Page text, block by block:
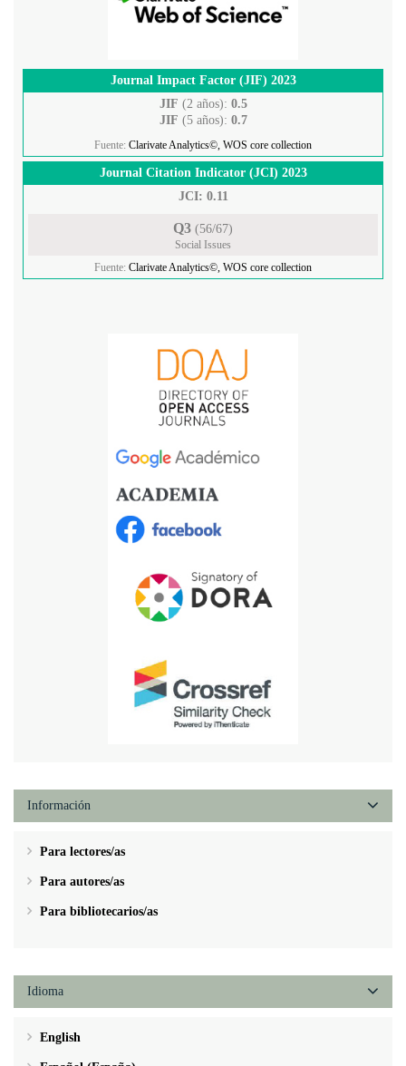
Journal Impact Factor (JIF) 2023
JIF (2 años): 0.5
JIF (5 años): 0.7
Fuente: Clarivate Analytics©, WOS core collection
Journal Citation Indicator (JCI) 2023
JCI: 0.11
Q3 (56/67)
Social Issues
Fuente: Clarivate Analytics©, WOS core collection
Información
Para lectores/as
Para autores/as
Para bibliotecarios/as
Idioma
English